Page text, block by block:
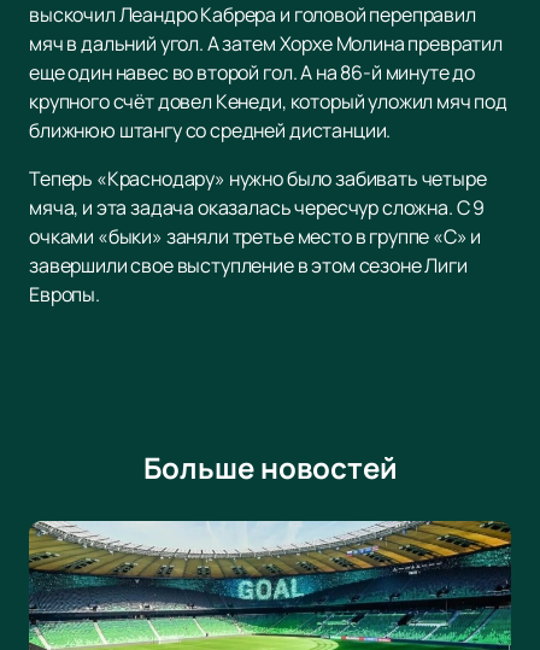
выскочил Леандро Кабрера и головой переправил
мяч в дальний угол. А затем Хорхе Молина превратил
еще один навес во второй гол. А на 86-й минуте до
крупного счёт довел Кенеди, который уложил мяч под
ближнюю штангу со средней дистанции.
Теперь «Краснодару» нужно было забивать четыре
мяча, и эта задача оказалась чересчур сложна. С 9
очками «быки» заняли третье место в группе «С» и
завершили свое выступление в этом сезоне Лиги
Европы.
Больше новостей